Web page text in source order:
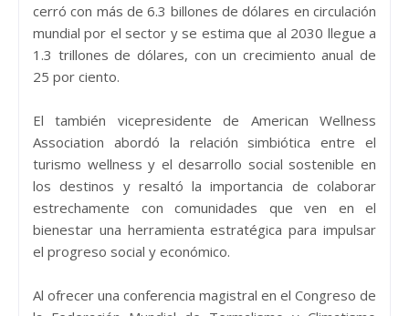
cerró con más de 6.3 billones de dólares en circulación
mundial por el sector y se estima que al 2030 llegue a
1.3 trillones de dólares, con un crecimiento anual de
25 por ciento.
El también vicepresidente de American Wellness
Association abordó la relación simbiótica entre el
turismo wellness y el desarrollo social sostenible en
los destinos y resaltó la importancia de colaborar
estrechamente con comunidades que ven en el
bienestar una herramienta estratégica para impulsar
el progreso social y económico.
Al ofrecer una conferencia magistral en el Congreso de